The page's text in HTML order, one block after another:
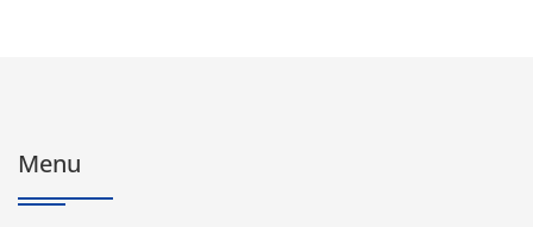
Menu